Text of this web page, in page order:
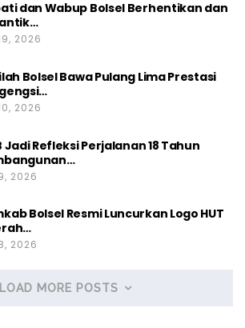
dan Wabup Bolsel Berhentikan dan
2026
Bolsel Bawa Pulang Lima Prestasi
2026
Jadi Refleksi Perjalanan 18 Tahun
2026
Bolsel Resmi Luncurkan Logo HUT
2026
LOAD MORE POSTS